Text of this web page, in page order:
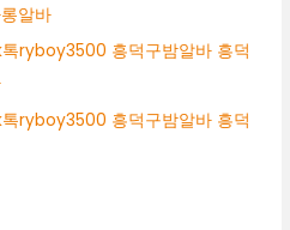
알바
ryboy3500 흥덕구밤알바 흥덕
ryboy3500 흥덕구밤알바 흥덕